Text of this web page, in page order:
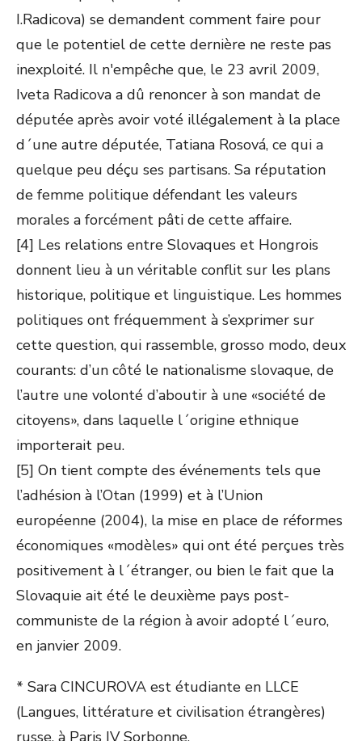
I.Radicova) se demandent comment faire pour
que le potentiel de cette dernière ne reste pas
inexploité. Il n'empêche que, le 23 avril 2009,
Iveta Radicova a dû renoncer à son mandat de
députée après avoir voté illégalement à la place
d´une autre députée, Tatiana Rosová, ce qui a
quelque peu déçu ses partisans. Sa réputation
de femme politique défendant les valeurs
morales a forcément pâti de cette affaire.
[4] Les relations entre Slovaques et Hongrois
donnent lieu à un véritable conflit sur les plans
historique, politique et linguistique. Les hommes
politiques ont fréquemment à s’exprimer sur
cette question, qui rassemble, grosso modo, deux
courants: d’un côté le nationalisme slovaque, de
l’autre une volonté d’aboutir à une «société de
citoyens», dans laquelle l´origine ethnique
importerait peu.
[5] On tient compte des événements tels que
l’adhésion à l’Otan (1999) et à l’Union
européenne (2004), la mise en place de réformes
économiques «modèles» qui ont été perçues très
positivement à l´étranger, ou bien le fait que la
Slovaquie ait été le deuxième pays post-
communiste de la région à avoir adopté l´euro,
en janvier 2009.
* Sara CINCUROVA est étudiante en LLCE
(Langues, littérature et civilisation étrangères)
russe, à Paris IV Sorbonne.